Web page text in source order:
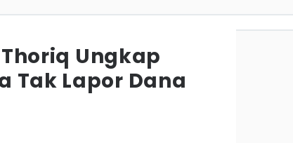
Ungkap
Tak Lapor Dana